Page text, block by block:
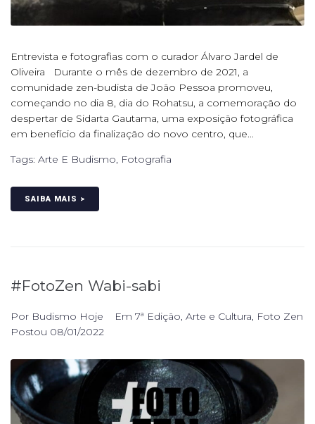
Entrevista e fotografias com o curador Álvaro Jardel de
Oliveira Durante o mês de dezembro de 2021, a
comunidade zen-budista de João Pessoa promoveu,
começando no dia 8, dia do Rohatsu, a comemoração do
despertar de Sidarta Gautama, uma exposição fotográfica
em benefício da finalização do novo centro, que...
Tags: Arte E Budismo Fotografia
SAIBA MAIS >
#FotoZen Wabi-sabi
Por Budismo Hoje Em 7ª Edição Arte e Cultura Foto Zen
Postou 08/01/2022